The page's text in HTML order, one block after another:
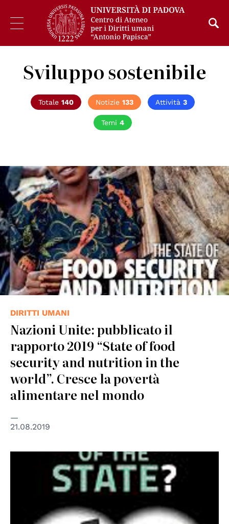
Sviluppo sostenibile
Totale 140 Notizie 133 Attività 3
Temi 4
DIRITTI UMANI
Nazioni Unite: pubblicato il
rapporto 2019 “State of food
security and nutrition in the
world”. Cresce la povertà
alimentare nel mondo
21.08.2019